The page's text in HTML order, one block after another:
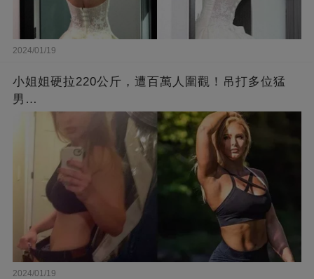
2024/01/19
小姐姐硬拉220公斤，遭百萬人圍觀！吊打多位猛
男…
2024/01/19